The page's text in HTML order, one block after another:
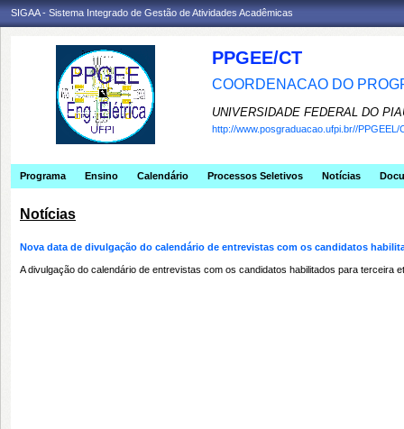
SIGAA - Sistema Integrado de Gestão de Atividades Acadêmicas
PPGEE/CT
COORDENACAO DO
UNIVERSIDADE FEDERAL DO
http://www.posgraduacao.ufpi.br//PPGEEL/
Programa Ensino Calendário Processos Seletivos Notícias
Notícias
Nova data de divulgação do calendário de entrevistas com os candidatos
A divulgação do calendário de entrevistas com os candidatos habilitados para